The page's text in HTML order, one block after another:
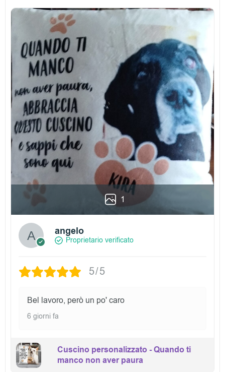
1
angelo
Proprietario verificato
5/5
Bel lavoro, però un po' caro
6 giorni fa
Cuscino personalizzato - Quando ti
manco non aver paura